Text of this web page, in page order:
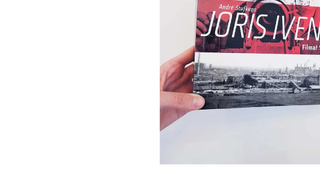
VÝVAR
NEJEN
300 Kč
350 Kč